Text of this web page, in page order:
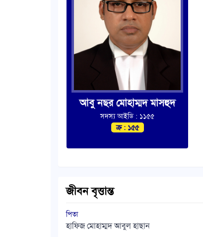
আবু নছর মোহাম্মদ মাসহুদ
সদস্য আইডি : ১১৫৫
ক্র : ১৫৫
জীবন বৃত্তান্ত
পিতা
হাফিজ মোহাম্মদ আবুল হাছান